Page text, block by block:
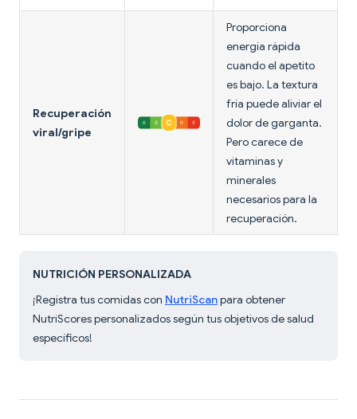
Recuperación
viral/gripe
Proporciona
energía rápida
cuando el apetito
es bajo. La textura
fría puede aliviar el
dolor de garganta.
Pero carece de
vitaminas y
minerales
necesarios para la
recuperación.
NUTRICIÓN PERSONALIZADA
¡Registra tus comidas con NutriScanpara obtener
NutriScores personalizados según tus objetivos de salud
específicos!